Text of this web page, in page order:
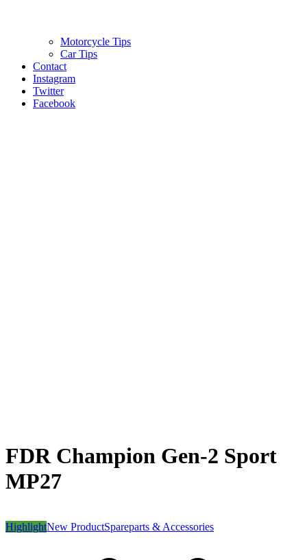
Motorcycle Tips
Car Tips
Contact
Instagram
Twitter
Facebook
FDR Champion Gen-2 Sport
MP27
HighlightNew ProductSpareparts & Accessories